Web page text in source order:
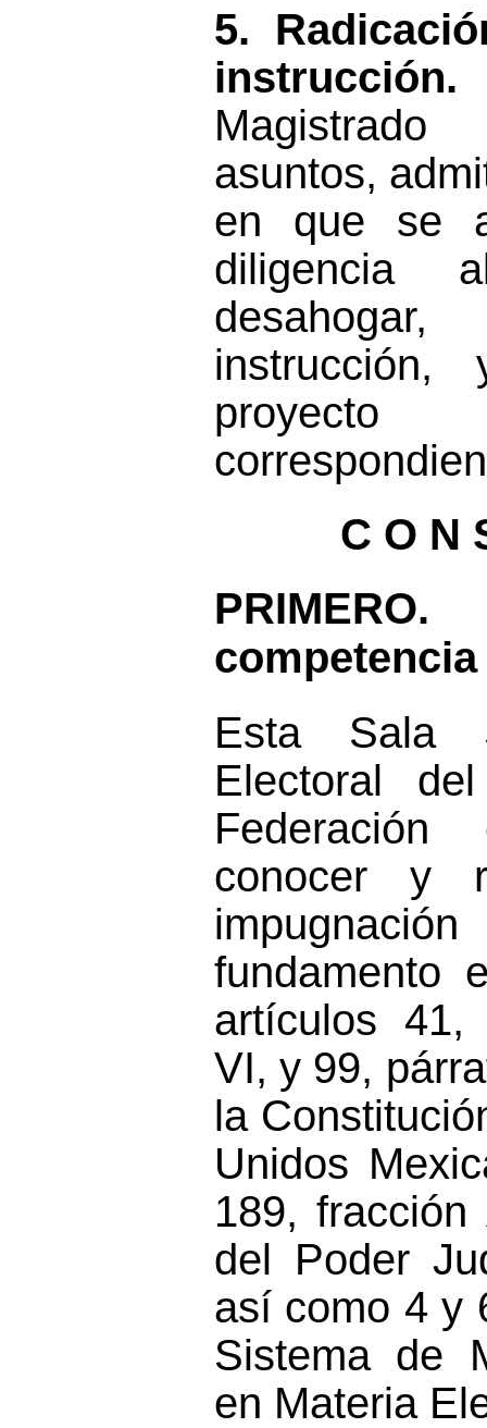
5.
instrucción
asuntos,
en que se
diligencia
desahogar,
C O N
PRIMERO.
competencia
Esta Sala
Electoral
conocer y
fundamento
artículos 41,
VI, y 99,
la
Unidos
189,
del Poder
así como 4 y
Sistema de
en Materia